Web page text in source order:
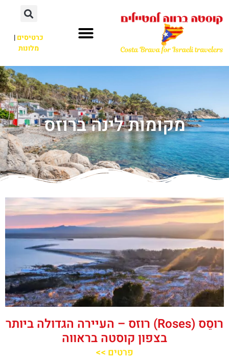
כרטיסים|
מלונות
מקומות לינה ברוזס
רוסֵס (Roses) רוזס – העיירה הגדולה ביותר
בצפון קוסטה בראווה
פרטים >>